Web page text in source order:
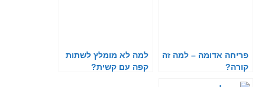
פריחה אדומה – למה זה
קורה?
למה לא מומלץ לשתות
קפה עם קשית?